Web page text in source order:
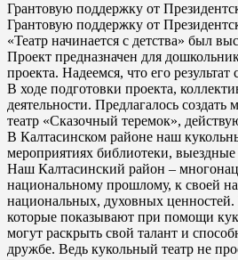
Грантовую поддержку от
Грантовую поддержку от
«Театр начинается с детства» был
Проект предназначен для
проекта. Надеемся, что его
В ходе подготовки проекта,
деятельности. Предлагалось
театр «Сказочный теремок»,
В Калтасинском районе наш
мероприятиях библиотеки,
Наш Калтасинский район –
национальному прошлому, к своей
национальных, духовных ценностей.
которые показывают при помощи
могут раскрыть свой талант и
дружбе. Ведь кукольный театр не